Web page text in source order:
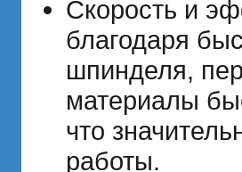
Скорость и
благодаря
шпинделя,
материалы
что
работы.